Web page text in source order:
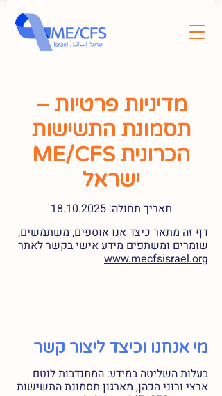
מדיניות פרטיות –
תסמונת התשישות
הכרונית ME/CFS
ישראל
תאריך תחולה:18.10.2025
דף זה מתאר כיצד אנו אוספים, משתמשים,
שומרים ומשתפים מידע אישי בקשר לאתר
www.mecfsisrael.org
מי אנחנו וכיצד ליצור קשר
בעלות השליטה במידע: המתנדבות לוטם
ארצי ורוני הכהן, מארגון תסמונת התשישות